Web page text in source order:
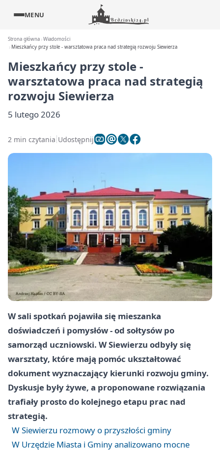
MENU
Strona główna Wiadomości
Mieszkańcy przy stole - warsztatowa praca nad strategią rozwoju Siewierza
Mieszkańcy przy stole -
warsztatowa praca nad strategią
rozwoju Siewierza
5 lutego 2026
2 min czytania Udostępnij
W sali spotkań pojawiła się mieszanka
doświadczeń i pomysłów - od sołtysów po
samorząd uczniowski. WSiewierzu odbyły się
warsztaty, które mają pomóc ukształtować
dokument wyznaczający kierunki rozwoju gminy.
Dyskusje były żywe, a proponowane rozwiązania
trafiały prosto do kolejnego etapu prac nad
strategią.
W Siewierzu rozmowy o przyszłości gminy
W Urzędzie Miasta i Gminy analizowano mocne